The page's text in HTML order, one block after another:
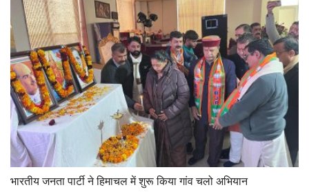
भारतीय जनता पार्टी ने हिमाचल में शुरू किया गांव चलो अभियान